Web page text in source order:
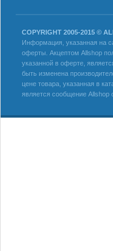
COPYRIGHT 2005-2015
Информация, указанная на
оферты. Акцептом Allshop
указанной в оферте,
быть изменена
цене товара, указанная в
является сообщение Allshop